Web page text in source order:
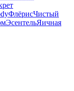
ФлёрисЧистый
ЭсентельЯичная